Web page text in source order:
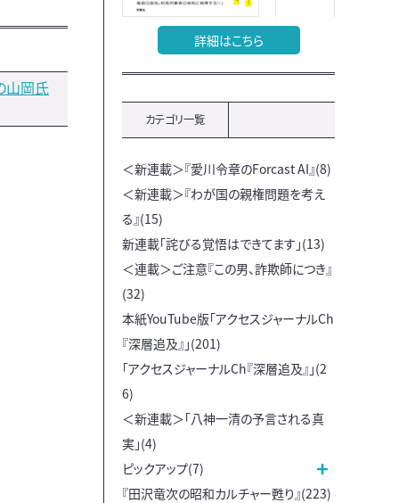
山岡氏
詳細はこちら
カテゴリ一覧
＜新連載＞『愛川令章のForcast AI』(8)
＜新連載＞『わが国の親権問題を考え
る』(15)
新連載「詫びる覚悟はできてます」(13)
＜連載＞ご注意『この男、詐欺師につき』
(32)
本紙YouTube版「アクセスジャーナルCh
『深層追及』」(201)
「アクセスジャーナルCh『深層追及』」(2
6)
＜新連載＞「八神一清の予言される真
実」(4)
ピックアップ(7)
『田沢竜次の昭和カルチャー甦り』(223)